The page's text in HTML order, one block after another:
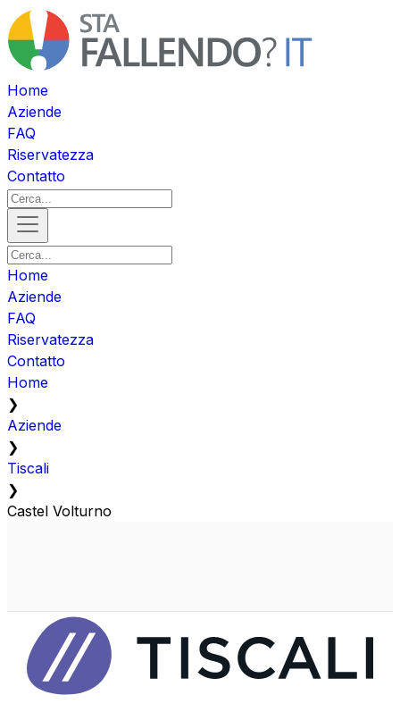
Home
Aziende
FAQ
Riservatezza
Contatto
Home
Aziende
FAQ
Riservatezza
Contatto
Home
❯
Aziende
❯
Tiscali
❯
Castel Volturno